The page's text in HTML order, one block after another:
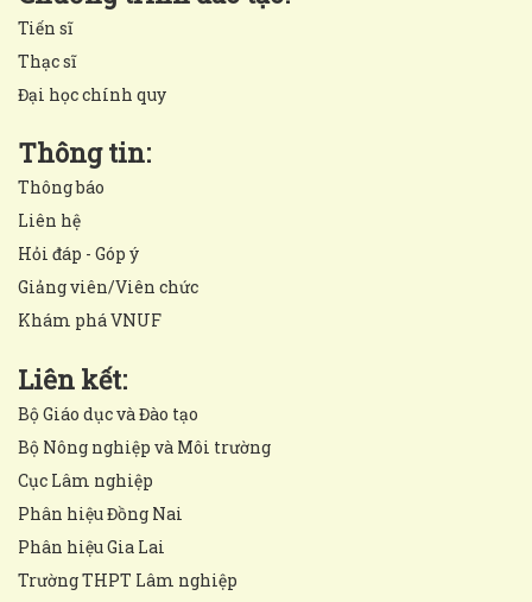
Tiến sĩ
Thạc sĩ
Đại học chính quy
Thông tin:
Thông báo
Liên hệ
Hỏi đáp - Góp ý
Giảng viên/Viên chức
Khám phá VNUF
Liên kết:
Bộ Giáo dục và Đào tạo
Bộ Nông nghiệp và Môi trường
Cục Lâm nghiệp
Phân hiệu Đồng Nai
Phân hiệu Gia Lai
Trường THPT Lâm nghiệp